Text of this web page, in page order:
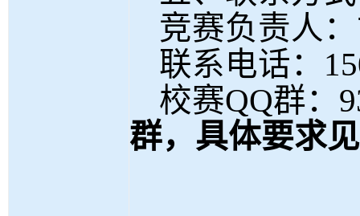
竞赛负责人：
联系电话：
校赛QQ群：
群，具体要求